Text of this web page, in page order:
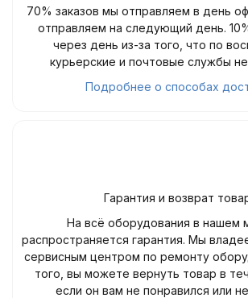
70% заказов мы отправляем в день
отправляем на следующий день.
через день из-за того, что по
курьерские и почтовые службы
Подробнее о способах
Гарантия и возврат
На всё оборудования в нашем
распространяется гарантия. Мы
сервисным центром по ремонту
того, вы можете вернуть товар в
если он вам не понравился или